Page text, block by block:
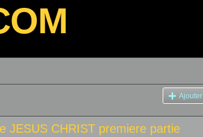
Ajouter
JESUS CHRIST premiere partie